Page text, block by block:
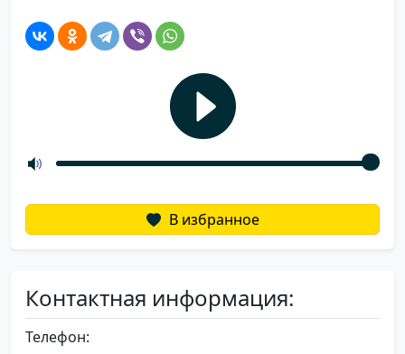
В избранное
Контактная информация:
Телефон: